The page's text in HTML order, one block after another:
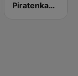
Piratenkanjers